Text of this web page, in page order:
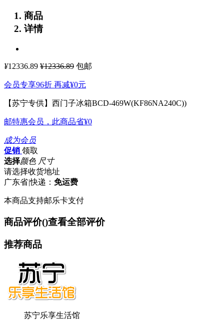
商品
详情
¥12336.89 ¥12336.89 包邮
会员专享96折 再减¥0元
【苏宁专供】西门子冰箱BCD-469W(KF86NA240C))
邮特惠会员，此商品省¥0
成为会员
促销 领取
选择颜色 尺寸
请选择收货地址
广东省|快递： 免运费
本商品支持邮乐卡支付
商品评价()查看全部评价
推荐商品
苏宁乐享生活馆